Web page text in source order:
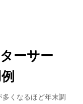
ーサー
くなるほど年末調